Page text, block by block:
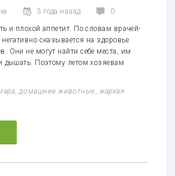
3 года назад 0
и плохой аппетит. По словам врачей-
сказывается на здоровье
Они не могут найти себе места, им
дышать. Поэтому летом хозяевам
,домашние животные, жаркая